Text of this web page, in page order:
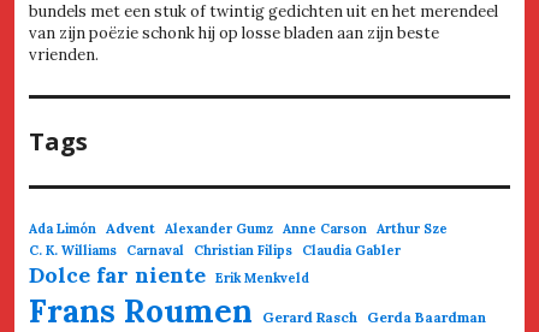
bundels met een stuk of twintig gedichten uit en het merendeel
van zijn poëzie schonk hij op losse bladen aan zijn beste
vrienden.
Tags
Ada Limón Advent Alexander Gumz Anne Carson
Arthur Sze
C. K. Williams
Carnaval Christian Filips Claudia Gabler
Dolce far niente Erik Menkveld
Frans Roumen Gerard Rasch Gerda Baardman